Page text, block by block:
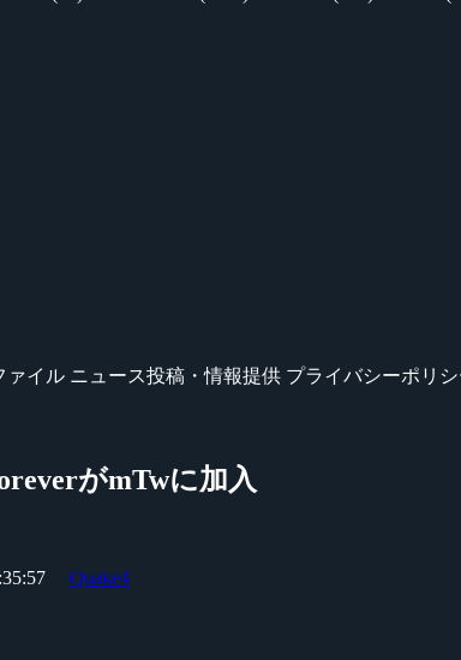
ァイル ニュース投稿・情報提供 プライバシーポリシ
がmTwに加入
Quake4